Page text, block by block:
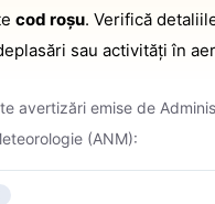
cod roșu. Verifică
sau activități în
avertizări emise de
(ANM):